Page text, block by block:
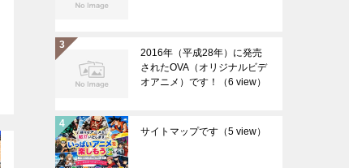
2016年（平成28年）に発売
されたOVA（オリジナルビデ
オアニメ）です！
（6 view）
サイトマップです （5 view）